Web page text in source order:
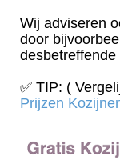
Wij adviseren
door
✅ TIP: (
Prijzen